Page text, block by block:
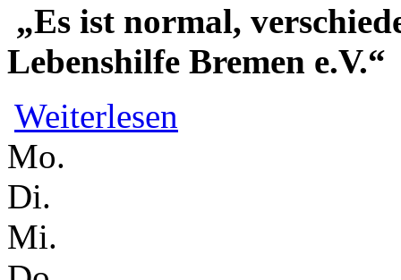
„Es ist normal,
Lebenshilfe Bremen e.V.“
Weiterlesen
Mo.
Di.
Mi.